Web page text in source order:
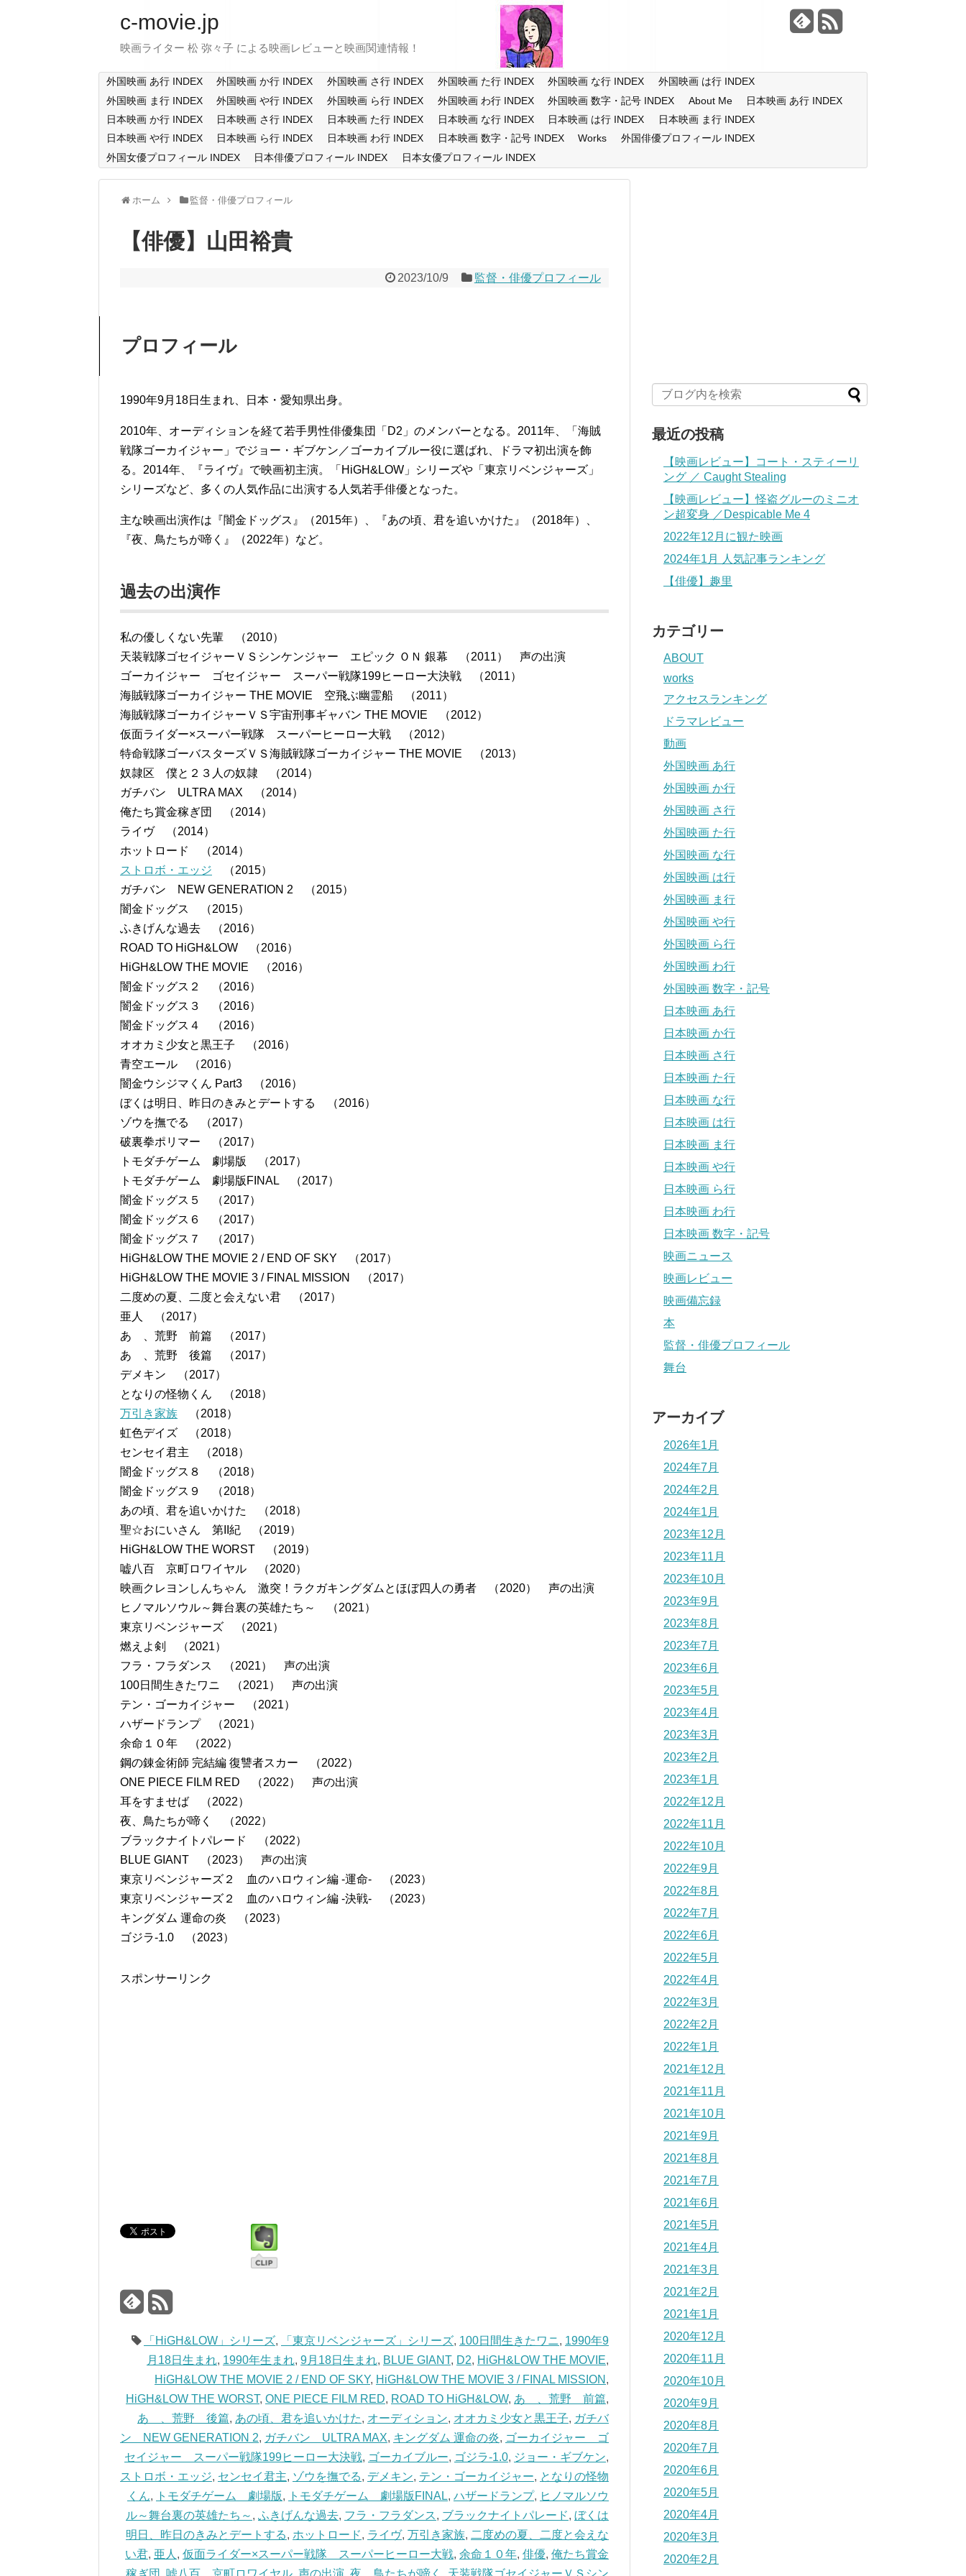
c-movie.jp
映画ライター 松 弥々子 による映画レビューと映画関連情報！
外国映画 あ行 INDEX 外国映画 か行 INDEX 外国映画 さ行 INDEX 外国映画 た行 INDEX 外国映画 な行 INDEX
外国映画 は行 INDEX
外国映画 ま行 INDEX
外国映画 や行 INDEX 外国映画 ら行 INDEX 外国映画 わ行 INDEX 外国映画 数字・記号 INDEX About Me
日本映画 あ行 INDEX
日本映画 か行 INDEX
日本映画 さ行 INDEX 日本映画 た行 INDEX 日本映画 な行 INDEX 日本映画 は行 INDEX
日本映画 ま行 INDEX
日本映画 や行 INDEX
日本映画 ら行 INDEX 日本映画 わ行 INDEX 日本映画 数字・記号 INDEX Works
外国俳優プロフィール INDEX
外国女優プロフィール INDEX
日本俳優プロフィール INDEX 日本女優プロフィール INDEX
ホーム 監督・俳優プロフィール
【俳優】山田裕貴
2023/10/9 監督・俳優プロフィール
プロフィール
1990年9月18日生まれ、日本・愛知県出身。
2010年、オーディションを経て若手男性俳優集団「D2」のメンバーとなる。2011年、「海賊
戦隊ゴーカイジャー」でジョー・ギブケン／ゴーカイブルー役に選ばれ、ドラマ初出演を飾
る。2014年、『ライヴ』で映画初主演。「HiGH&LOW」シリーズや「東京リベンジャーズ」
シリーズなど、多くの人気作品に出演する人気若手俳優となった。
主な映画出演作は『闇金ドッグス』（2015年）、『あの頃、君を追いかけた』（2018年）、
『夜、鳥たちが啼く』（2022年）など。
過去の出演作
私の優しくない先輩 （2010）
天装戦隊ゴセイジャーＶＳシンケンジャー エピック ＯＮ 銀幕 （2011） 声の出演
ゴーカイジャー ゴセイジャー スーパー戦隊199ヒーロー大決戦 （2011）
海賊戦隊ゴーカイジャー THE MOVIE 空飛ぶ幽霊船 （2011）
海賊戦隊ゴーカイジャーＶＳ宇宙刑事ギャバン THE MOVIE （2012）
仮面ライダー×スーパー戦隊 スーパーヒーロー大戦 （2012）
特命戦隊ゴーバスターズＶＳ海賊戦隊ゴーカイジャー THE MOVIE （2013）
奴隷区 僕と２３人の奴隷 （2014）
ガチバン ULTRA MAX （2014）
俺たち賞金稼ぎ団 （2014）
ライヴ （2014）
ホットロード （2014）
ストロボ・エッジ （2015）
ガチバン NEW GENERATION 2 （2015）
闇金ドッグス （2015）
ふきげんな過去 （2016）
ROAD TO HiGH&LOW （2016）
HiGH&LOW THE MOVIE （2016）
闇金ドッグス２ （2016）
闇金ドッグス３ （2016）
闇金ドッグス４ （2016）
オオカミ少女と黒王子 （2016）
青空エール （2016）
闇金ウシジマくん Part3 （2016）
ぼくは明日、昨日のきみとデートする （2016）
ゾウを撫でる （2017）
破裏拳ポリマー （2017）
トモダチゲーム 劇場版 （2017）
トモダチゲーム 劇場版FINAL （2017）
闇金ドッグス５ （2017）
闇金ドッグス６ （2017）
闇金ドッグス７ （2017）
HiGH&LOW THE MOVIE 2 / END OF SKY （2017）
HiGH&LOW THE MOVIE 3 / FINAL MISSION （2017）
二度めの夏、二度と会えない君 （2017）
亜人 （2017）
あゝ、荒野 前篇 （2017）
あゝ、荒野 後篇 （2017）
デメキン （2017）
となりの怪物くん （2018）
万引き家族 （2018）
虹色デイズ （2018）
センセイ君主 （2018）
闇金ドッグス８ （2018）
闇金ドッグス９ （2018）
あの頃、君を追いかけた （2018）
聖☆おにいさん 第II紀 （2019）
HiGH&LOW THE WORST （2019）
嘘八百 京町ロワイヤル （2020）
映画クレヨンしんちゃん 激突！ラクガキングダムとほぼ四人の勇者 （2020） 声の出演
ヒノマルソウル～舞台裏の英雄たち～ （2021）
東京リベンジャーズ （2021）
燃えよ剣 （2021）
フラ・フラダンス （2021） 声の出演
100日間生きたワニ （2021） 声の出演
テン・ゴーカイジャー （2021）
ハザードランプ （2021）
余命１０年 （2022）
鋼の錬金術師 完結編 復讐者スカー （2022）
ONE PIECE FILM RED （2022） 声の出演
耳をすませば （2022）
夜、鳥たちが啼く （2022）
ブラックナイトパレード （2022）
BLUE GIANT （2023） 声の出演
東京リベンジャーズ２ 血のハロウィン編 -運命- （2023）
東京リベンジャーズ２ 血のハロウィン編 -決戦- （2023）
キングダム 運命の炎 （2023）
ゴジラ-1.0 （2023）
スポンサーリンク
「HiGH&LOW」シリーズ, 「東京リベンジャーズ」シリーズ, 100日間生きたワニ, 1990年9
月18日生まれ, 1990年生まれ, 9月18日生まれ, BLUE GIANT, D2, HiGH&LOW THE MOVIE,
HiGH&LOW THE MOVIE 2 / END OF SKY, HiGH&LOW THE MOVIE 3 / FINAL MISSION ,
HiGH&LOW THE WORST, ONE PIECE FILM RED, ROAD TO HiGH&LOW, あゝ、荒野 前篇,
あゝ、荒野 後篇, あの頃、君を追いかけた, オーディション, オオカミ少女と黒王子, ガチバ
ン NEW GENERATION 2, ガチバン ULTRA MAX, キングダム 運命の炎, ゴーカイジャー ゴ
セイジャー スーパー戦隊199ヒーロー大決戦, ゴーカイブルー, ゴジラ-1.0, ジョー・ギブケン,
ストロボ・エッジ, センセイ君主, ゾウを撫でる, デメキン, テン・ゴーカイジャー, となりの怪物
くん, トモダチゲーム 劇場版, トモダチゲーム 劇場版FINAL, ハザードランプ, ヒノマルソウ
ル～舞台裏の英雄たち～ , ふきげんな過去, フラ・フラダンス, ブラックナイトパレード, ぼくは
明日、昨日のきみとデートする, ホットロード, ライヴ, 万引き家族, 二度めの夏、二度と会えな
い君, 亜人 , 仮面ライダー×スーパー戦隊 スーパーヒーロー大戦, 余命１０年, 俳優, 俺たち賞金
稼ぎ団
嘘八百 京町ロワイヤル 声の出演 夜、鳥たちが啼く 天装戦隊ゴセイジャーＶＳシン
最近の投稿
【映画レビュー】コート・スティーリ
ング ／ Caught Stealing
【映画レビュー】怪盗グルーのミニオ
ン超変身 ／Despicable Me 4
2022年12月に観た映画
2024年1月 人気記事ランキング
【俳優】趣里
カテゴリー
ABOUT
works
アクセスランキング
ドラマレビュー
動画
外国映画 あ行
外国映画 か行
外国映画 さ行
外国映画 た行
外国映画 な行
外国映画 は行
外国映画 ま行
外国映画 や行
外国映画 ら行
外国映画 わ行
外国映画 数字・記号
日本映画 あ行
日本映画 か行
日本映画 さ行
日本映画 た行
日本映画 な行
日本映画 は行
日本映画 ま行
日本映画 や行
日本映画 ら行
日本映画 わ行
日本映画 数字・記号
映画ニュース
映画レビュー
映画備忘録
本
監督・俳優プロフィール
舞台
アーカイブ
2026年1月
2024年7月
2024年2月
2024年1月
2023年12月
2023年11月
2023年10月
2023年9月
2023年8月
2023年7月
2023年6月
2023年5月
2023年4月
2023年3月
2023年2月
2023年1月
2022年12月
2022年11月
2022年10月
2022年9月
2022年8月
2022年7月
2022年6月
2022年5月
2022年4月
2022年3月
2022年2月
2022年1月
2021年12月
2021年11月
2021年10月
2021年9月
2021年8月
2021年7月
2021年6月
2021年5月
2021年4月
2021年3月
2021年2月
2021年1月
2020年12月
2020年11月
2020年10月
2020年9月
2020年8月
2020年7月
2020年6月
2020年5月
2020年4月
2020年3月
2020年2月